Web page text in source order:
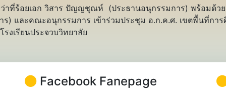
ที่ร้อยเอก วิสาร ปัญญชุณห์ (ประธานอนุกรรมการ) พร้อมด้วย
ร) และคณะอนุกรรมการ เข้าร่วมประชุม อ.ก.ค.ศ. เขตพื้นที่กา
เรียนประจวบวิทยาลัย
Facebook Fanepage